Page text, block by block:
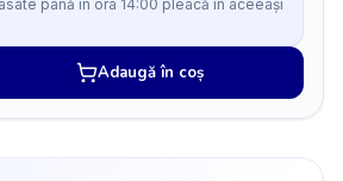
până în ora 14:00 pleacă în aceeași
Adaugă în coș